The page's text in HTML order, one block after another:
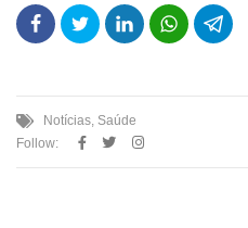
Notícias, Saúde
Follow: